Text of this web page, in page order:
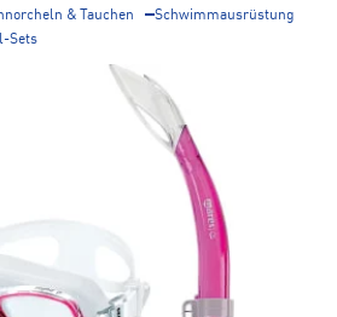
& Tauchen
Schwimmausrüstung
Sets